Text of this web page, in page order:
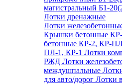
магистральный Б1-
Лотки дренажные
Лотки
Крышки бетонные
бетонные КР-2, КР-
ПЛ-1, КР-1 Лотки
РЖД Лотки
междушпальные
для авто/дорог Лотки